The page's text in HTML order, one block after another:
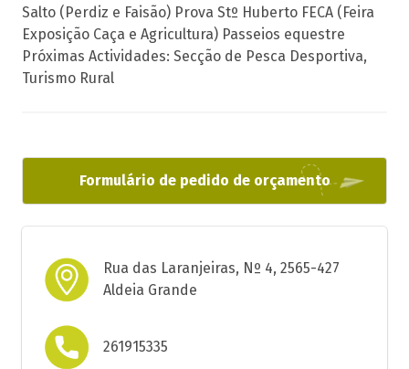
Salto (Perdiz e Faisão) Prova Stº Huberto FECA (Feira
Exposição Caça e Agricultura) Passeios equestre
Próximas Actividades: Secção de Pesca Desportiva,
Turismo Rural
Formulário de pedido de orçamento
Rua das Laranjeiras, Nº 4, 2565-427
Aldeia Grande
261915335